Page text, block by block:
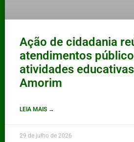
Ação de cidadania
atendimentos
atividades
Amorim
LEIA MAIS →
29 de julho de 2026